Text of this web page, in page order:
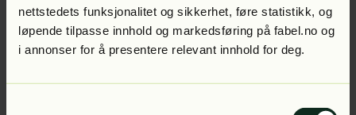
nettstedets funksjonalitet og sikkerhet, føre statistikk, og
løpende tilpasse innhold og markedsføring på fabel.no og
i annonser for å presentere relevant innhold for deg.